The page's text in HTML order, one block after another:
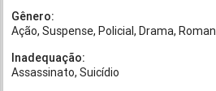
Gênero:
Ação Suspense Policial Drama
Inadequação:
Assassinato Suicídio